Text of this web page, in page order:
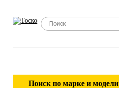
Поиск по марке и модели